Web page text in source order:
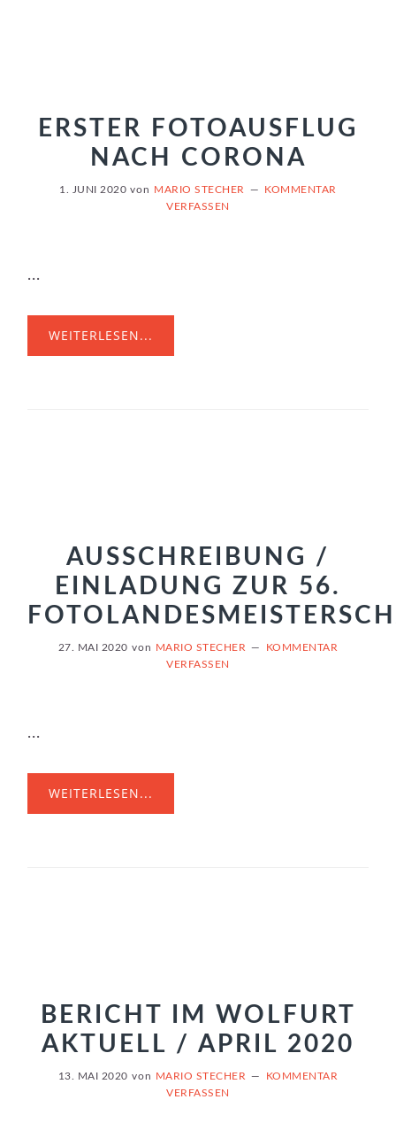
ERSTER FOTOAUSFLUG
NACH CORONA
1. JUNI 2020 von MARIO STECHER
KOMMENTAR
VERFASSEN
...
WEITERLESEN...
AUSSCHREIBUNG /
EINLADUNG ZUR 56.
27. MAI 2020 von MARIO STECHER
KOMMENTAR
VERFASSEN
...
WEITERLESEN...
BERICHT IM WOLFURT
AKTUELL / APRIL 2020
13. MAI 2020 von MARIO STECHER
KOMMENTAR
VERFASSEN